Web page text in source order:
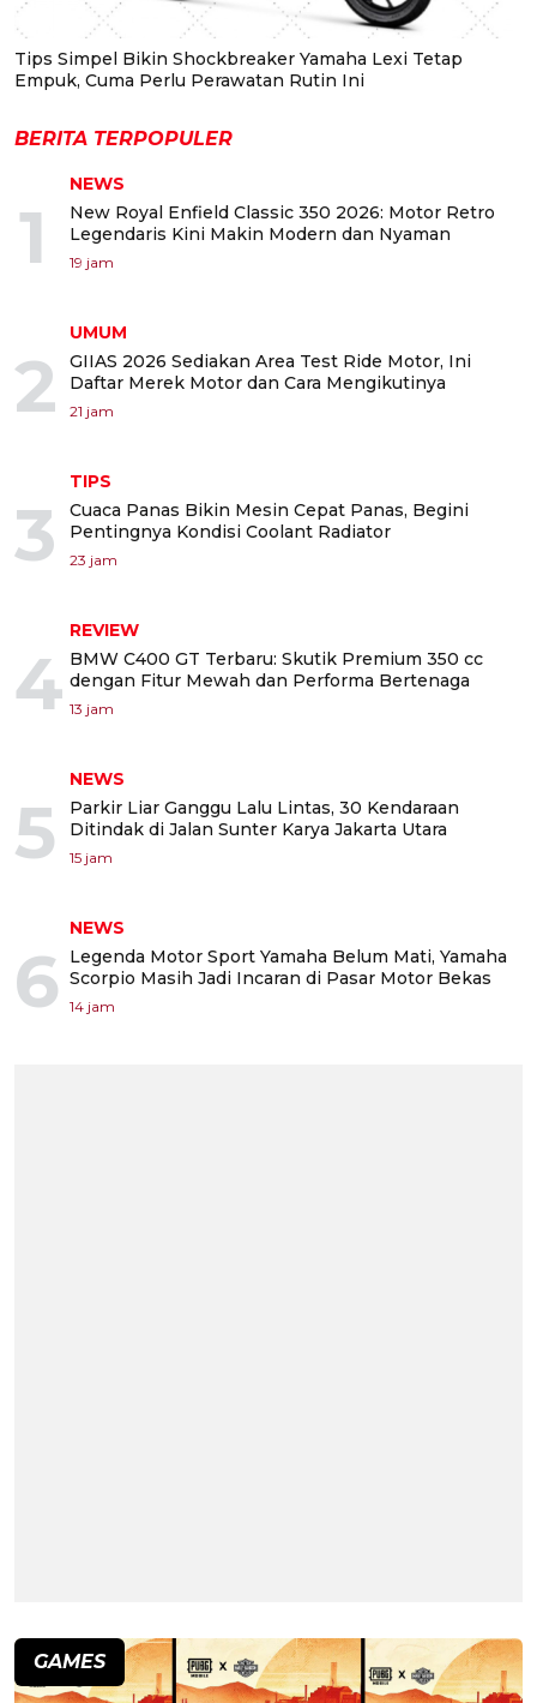
Tips Simpel Bikin Shockbreaker Yamaha Lexi Tetap
Empuk, Cuma Perlu Perawatan Rutin Ini
BERITA TERPOPULER
1
NEWS
New Royal Enfield Classic 350 2026: Motor Retro
Legendaris Kini Makin Modern dan Nyaman
19 jam
2
UMUM
GIIAS 2026 Sediakan Area Test Ride Motor, Ini
Daftar Merek Motor dan Cara Mengikutinya
21 jam
3
TIPS
Cuaca Panas Bikin Mesin Cepat Panas, Begini
Pentingnya Kondisi Coolant Radiator
23 jam
4
REVIEW
BMW C400 GT Terbaru: Skutik Premium 350 cc
dengan Fitur Mewah dan Performa Bertenaga
13 jam
5
NEWS
Parkir Liar Ganggu Lalu Lintas, 30 Kendaraan
Ditindak di Jalan Sunter Karya Jakarta Utara
15 jam
6
NEWS
Legenda Motor Sport Yamaha Belum Mati, Yamaha
Scorpio Masih Jadi Incaran di Pasar Motor Bekas
14 jam
GAMES